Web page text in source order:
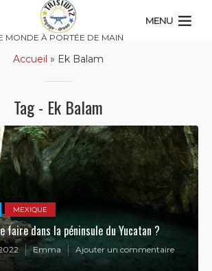
MONDE À PORTÉE DE MAIN
MENU
Accueil » Ek Balam
Tag - Ek Balam
MEXIQUE
faire dans la péninsule du Yucatan ?
Emma Ajouter un commentaire